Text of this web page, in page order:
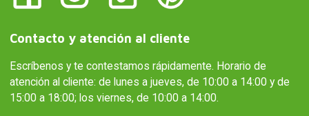
Contacto y atención al cliente
Escríbenos y te contestamos rápidamente. Horario de
atención al cliente: de lunes a jueves, de 10:00 a 14:00 y de
15:00 a 18:00; los viernes, de 10:00 a 14:00.